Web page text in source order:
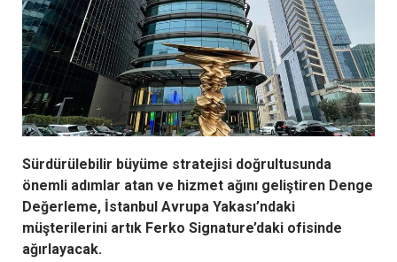
Sürdürülebilir büyüme stratejisi doğrultusunda
önemli adımlar atan ve hizmet ağını geliştiren Denge
Değerleme, İstanbul Avrupa Yakası’ndaki
müşterilerini artık Ferko Signature’daki ofisinde
ağırlayacak.